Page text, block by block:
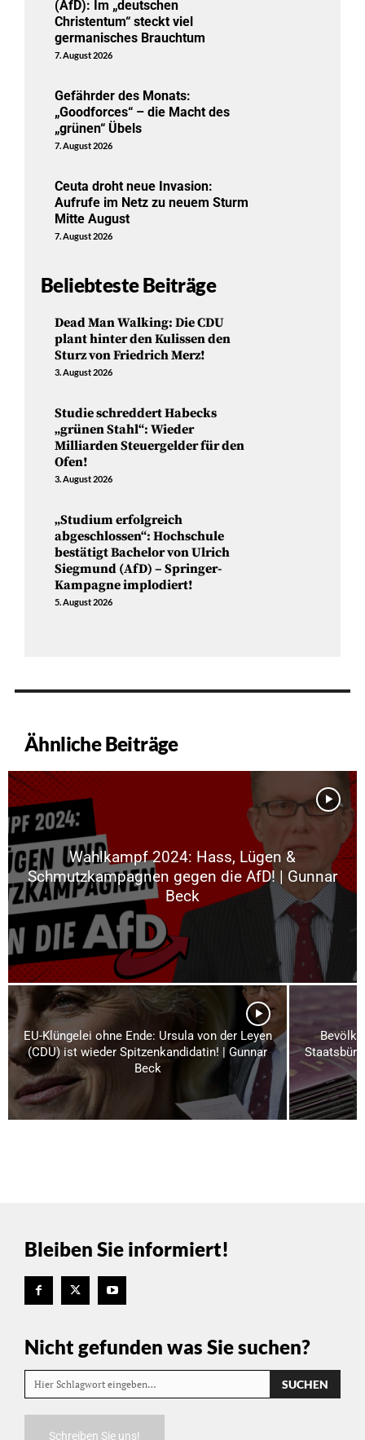
(AfD): Im „deutschen
Christentum“ steckt viel
germanisches Brauchtum
7. August 2026
Gefährder des Monats:
„Goodforces“ – die Macht des
„grünen“ Übels
7. August 2026
Ceuta droht neue Invasion:
Aufrufe im Netz zu neuem Sturm
Mitte August
7. August 2026
Beliebteste Beiträge
Dead Man Walking: Die CDU
plant hinter den Kulissen den
Sturz von Friedrich Merz!
3. August 2026
Studie schreddert Habecks
„grünen Stahl“: Wieder
Milliarden Steuergelder für den
Ofen!
3. August 2026
„Studium erfolgreich
abgeschlossen“: Hochschule
bestätigt Bachelor von Ulrich
Siegmund (AfD) – Springer-
Kampagne implodiert!
5. August 2026
Ähnliche Beiträge
Wahlkampf 2024: Hass, Lügen &
Schmutzkampagnen gegen die AfD! | Gunnar
Beck
EU-Klüngelei ohne Ende: Ursula von der Leyen
(CDU) ist wieder Spitzenkandidatin! | Gunnar
Beck
Bleiben Sie informiert!
Nicht gefunden was Sie suchen?
Hier Schlagwort eingeben… SUCHEN
Schreiben Sie uns!